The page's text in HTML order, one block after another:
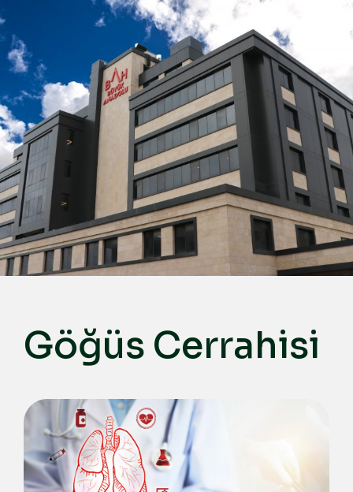
Türkçe
English
Deutsch
عربي
ქართული
Русский
български
Français
Español
Italiano
Göğüs Cerrahisi